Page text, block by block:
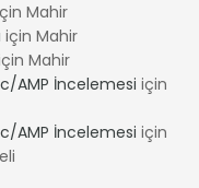
Mahir
için Mahir
Mahir
AMP İncelemesi için
AMP İncelemesi için